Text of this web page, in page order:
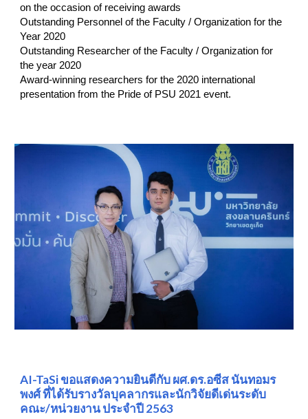
on the occasion of receiving awards
Outstanding Personnel of the Faculty / Organization for the
Year 2020
Outstanding Researcher of the Faculty / Organization for
the year 2020
Award-winning researchers for the 2020 international
presentation from the Pride of PSU 2021 event.
AI-TaSi ขอแสดงความยินดีกับ ผศ.ดร.อซีส นันทอมร
พงศ์ ที่ได้รับรางวัลบุคลากรและนักวิจัยดีเด่นระดับ
คณะ/หน่วยงาน ประจำปี 2563